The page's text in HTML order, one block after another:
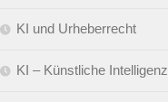
KI und Urheberrecht
KI – Künstliche Intelligenz